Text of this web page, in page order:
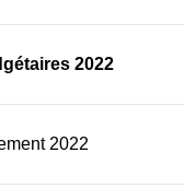
2022
2022